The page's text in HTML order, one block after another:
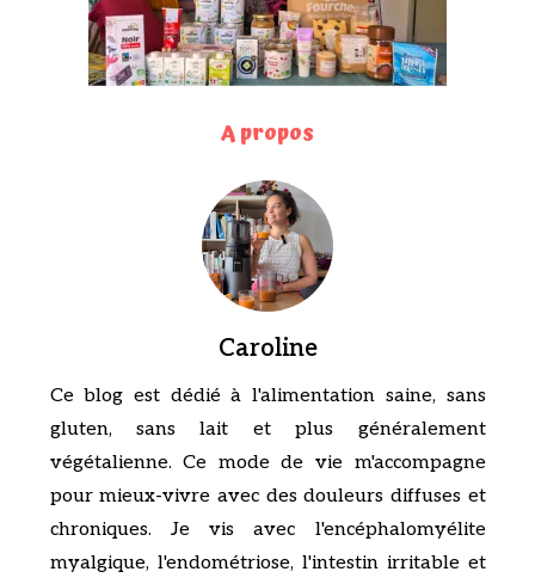
A propos
Caroline
Ce blog est dédié à l'alimentation saine, sans
gluten, sans lait et plus généralement
végétalienne. Ce mode de vie m'accompagne
pour mieux-vivre avec des douleurs diffuses et
chroniques. Je vis avec l'encéphalomyélite
myalgique, l'endométriose, l'intestin irritable et